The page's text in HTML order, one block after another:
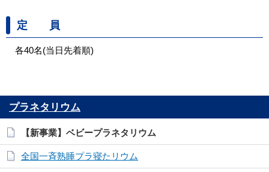
定 員
各40名(当日先着順)
プラネタリウム
【新事業】ベビープラネタリウム
全国一斉熟睡プラ寝たリウム